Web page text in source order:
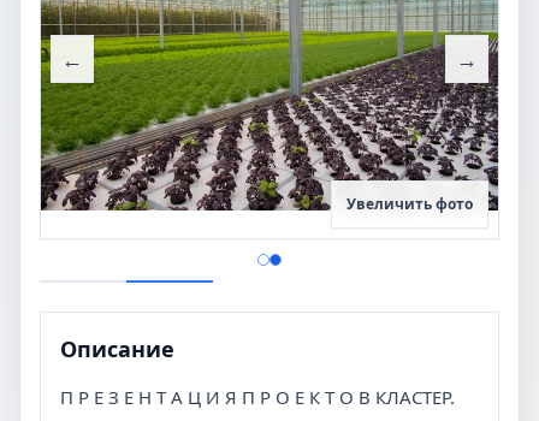
Увеличить фото
← →
Описание
П Р Е З Е Н Т А Ц И Я П Р О Е К Т О В КЛАСТЕР.